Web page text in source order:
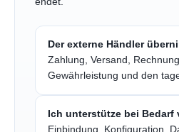
Der externe Händler
Zahlung, Versand,
Gewährleistung und den
Ich unterstütze bei Bedarf
Einbindung, Konfiguration,